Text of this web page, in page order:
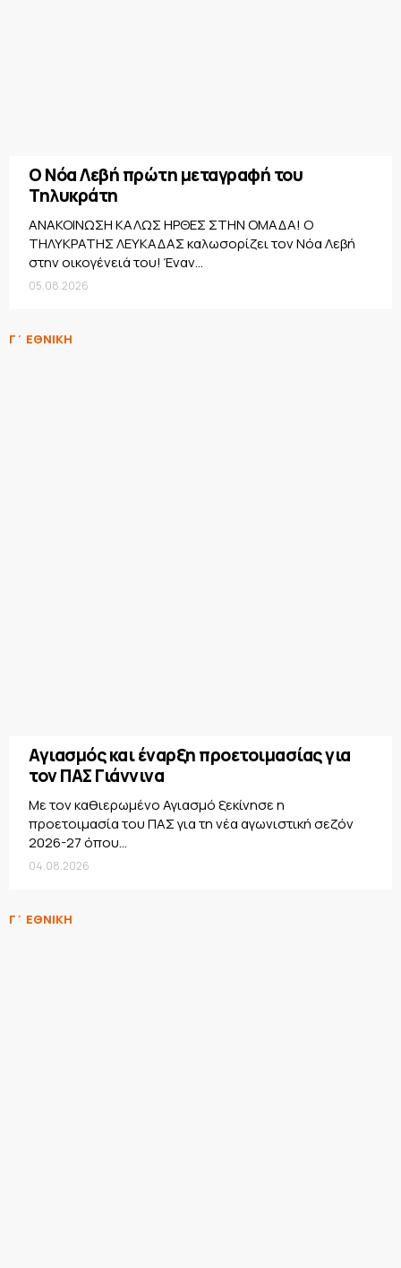
Ο Νόα Λεβή πρώτη μεταγραφή του
Τηλυκράτη
ΑΝΑΚΟΙΝΩΣΗ ΚΑΛΩΣ ΗΡΘΕΣ ΣΤΗΝ ΟΜΑΔΑ! Ο
ΤΗΛΥΚΡΑΤΗΣ ΛΕΥΚΑΔΑΣ καλωσορίζει τον Νόα Λεβή
στην οικογένειά του! Έναν...
05.08.2026
Γ΄ ΕΘΝΙΚΗ
Αγιασμός και έναρξη προετοιμασίας για
τον ΠΑΣ Γιάννινα
Με τον καθιερωμένο Αγιασμό ξεκίνησε η
προετοιμασία του ΠΑΣ για τη νέα αγωνιστική σεζόν
2026-27 όπου...
04.08.2026
Γ΄ ΕΘΝΙΚΗ